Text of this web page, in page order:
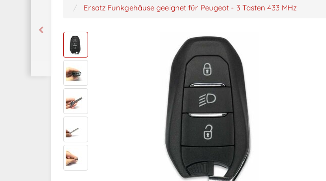
Ersatz Funkgehäuse geeignet für Peugeot - 3 Tasten 433 MHz